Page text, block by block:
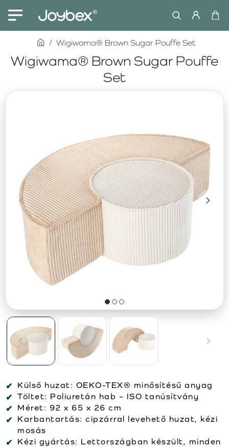
Wigiwama® Brown Sugar Pouffe
Set
homeWigiwama® Brown Sugar Pouffe Set
Külső huzat: OEKO-TEX® minősítésű anyag
Töltet: Poliuretán hab – ISO tanúsítvány
Méret: 92 x 65 x 26 cm
Karbantartás: cipzárral levehető huzat, kézi
mosás
Kézi gyártás: Lettországban készült, minden